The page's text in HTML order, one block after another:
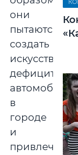
они
пытаются
создать
дефицит
в
городе
и
привлечь